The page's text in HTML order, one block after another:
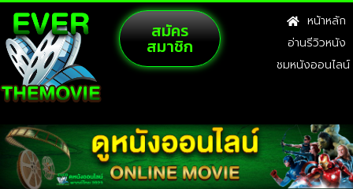
สมัคร
สมาชิก
หน้าหลัก
อ่านรีวิวหนัง
ชมหนังออนไลน์